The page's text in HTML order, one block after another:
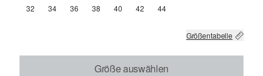
32 34 36 38 40 42 44
Größentabelle
Größe auswählen